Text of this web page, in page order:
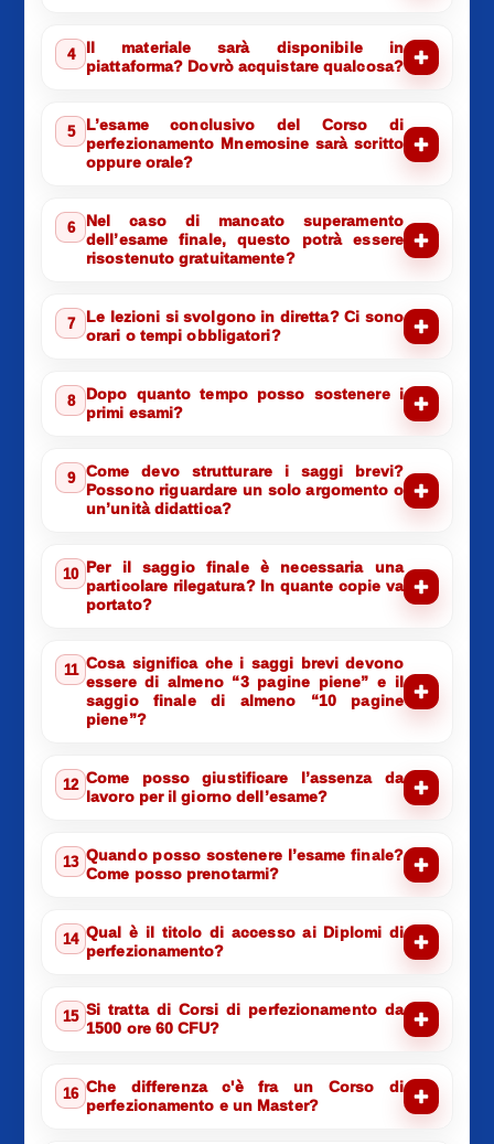
4
Il materiale sarà disponibile in
piattaforma? Dovrò acquistare qualcosa?
5
L’esame conclusivo del Corso di
perfezionamento Mnemosine sarà scritto
oppure orale?
6
Nel caso di mancato superamento
dell’esame finale, questo potrà essere
risostenuto gratuitamente?
7
Le lezioni si svolgono in diretta? Ci sono
orari o tempi obbligatori?
8
Dopo quanto tempo posso sostenere i
primi esami?
9
Come devo strutturare i saggi brevi?
Possono riguardare un solo argomento o
un’unità didattica?
10 Per il saggio finale è necessaria una
particolare rilegatura? In quante copie va
portato?
11 Cosa significa che i saggi brevi devono
essere di almeno “3 pagine piene” e il
saggio finale di almeno “10 pagine
piene”?
12 Come posso giustificare l’assenza da
lavoro per il giorno dell’esame?
13 Quando posso sostenere l’esame finale?
Come posso prenotarmi?
14 Qual è il titolo di accesso ai Diplomi di
perfezionamento?
15 Si tratta di Corsi di perfezionamento da
1500 ore 60 CFU?
16 Che differenza c'è fra un Corso di
perfezionamento e un Master?